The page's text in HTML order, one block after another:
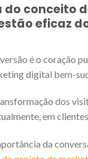
conceito
eficaz
é o coração
digital bem-
dos
em
da